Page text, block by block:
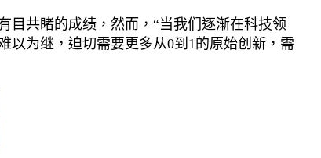
目共睹的成绩，然而，“当我们逐渐在科技领
以为继，迫切需要更多从0到1的原始创新，需